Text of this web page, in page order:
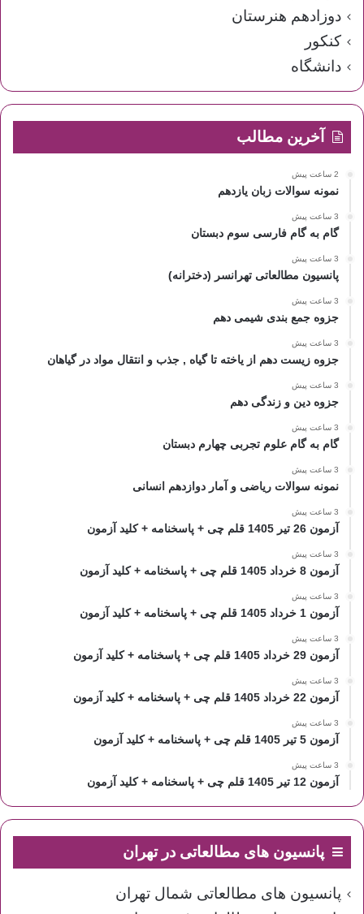
دوزادهم هنرستان
کنکور
دانشگاه
آخرین مطالب
2 ساعت پیش
نمونه سوالات زبان یازدهم
3 ساعت پیش
گام به گام فارسی سوم دبستان
3 ساعت پیش
پانسیون مطالعاتی تهرانسر (دخترانه)
3 ساعت پیش
جزوه جمع بندی شیمی دهم
3 ساعت پیش
جزوه زیست دهم از یاخته تا گیاه , جذب و انتقال مواد در گیاهان
3 ساعت پیش
جزوه دین و زندگی دهم
3 ساعت پیش
گام به گام علوم تجربی چهارم دبستان
3 ساعت پیش
نمونه سوالات ریاضی و آمار دوازدهم انسانی
3 ساعت پیش
آزمون 26 تیر 1405 قلم چی + پاسخنامه + کلید آزمون
3 ساعت پیش
آزمون 8 خرداد 1405 قلم چی + پاسخنامه + کلید آزمون
3 ساعت پیش
آزمون 1 خرداد 1405 قلم چی + پاسخنامه + کلید آزمون
3 ساعت پیش
آزمون 29 خرداد 1405 قلم چی + پاسخنامه + کلید آزمون
3 ساعت پیش
آزمون 22 خرداد 1405 قلم چی + پاسخنامه + کلید آزمون
3 ساعت پیش
آزمون 5 تیر 1405 قلم چی + پاسخنامه + کلید آزمون
3 ساعت پیش
آزمون 12 تیر 1405 قلم چی + پاسخنامه + کلید آزمون
پانسیون های مطالعاتی در تهران
پانسیون های مطالعاتی شمال تهران